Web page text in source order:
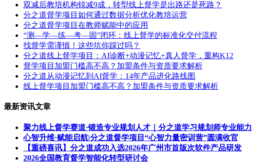
双减后教培机构锐减9成，转型线上督学是出路还是死路？
分之道督学项目如何通过数据分析优化教培运营
分之道督学项目在教师赋能中的应用
“测—学—练—考—固”闭环：线上督学的标准化交付流程
找督学需谨慎！这些坑你踩过吗？
分之道线上督学项目：AI诊断+动漫记忆+真人督学，重构K12
督学项目加盟门槛高不高？加盟条件与资质要求解析
分之道从动漫记忆到AI督学：14年产品进化路线图
线上督学项目加盟门槛高不高？加盟条件与资质要求解析
最新资讯文章
聚力线上督学赛道·锻造专业规划人才｜分之道学习规划师专业能力
心智升维·赋能启航|分之道督学项目“心智力量密训营”圆满收官
【重磅喜讯】分之道成功入选2026年广州市首版次软件产品研发
2026全国教育督学智能化转型研讨会